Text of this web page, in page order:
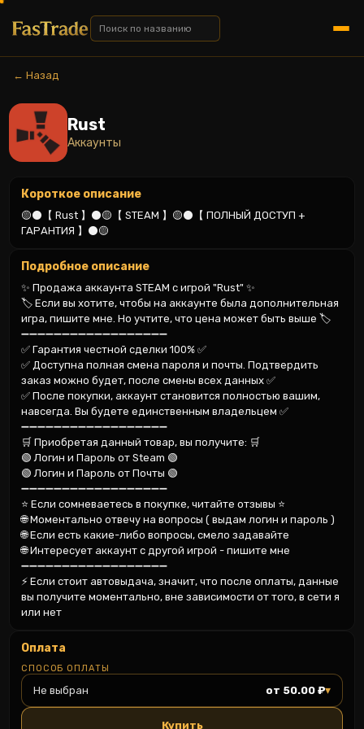
← Назад
Rust
Аккаунты
Короткое описание
🟡⚫️【 Rust 】⚫️🟡【 STEAM 】🟡⚫️【 ПОЛНЫЙ ДОСТУП +
ГАРАНТИЯ 】⚫️🟡
Подробное описание
✨ Продажа аккаунта STEAM c игрой "Rust" ✨
🏷️ Если вы хотите, чтобы на аккаунте была дополнительная
игра, пишите мне. Но учтите, что цена может быть выше 🏷️
➖➖➖➖➖➖➖➖➖➖➖➖➖➖➖➖➖➖
✅ Гарантия честной сделки 100% ✅
✅ Доступна полная смена пароля и почты. Подтвердить
заказ можно будет, после смены всех данных ✅
✅ После покупки, аккаунт становится полностью вашим,
навсегда. Вы будете единственным владельцем ✅
➖➖➖➖➖➖➖➖➖➖➖➖➖➖➖➖➖➖
🛒 Приобретая данный товар, вы получите: 🛒
🟢 Логин и Пароль от Steam 🟢
🟢 Логин и Пароль от Почты 🟢
➖➖➖➖➖➖➖➖➖➖➖➖➖➖➖➖➖➖
⭐ Если сомневаетесь в покупке, читайте отзывы ⭐
🌐 Моментально отвечу на вопросы ( выдам логин и пароль )
🌐 Если есть какие-либо вопросы, смело задавайте
🌐 Интересует аккаунт с другой игрой - пишите мне
➖➖➖➖➖➖➖➖➖➖➖➖➖➖➖➖➖➖
⚡ Если стоит автовыдача, значит, что после оплаты, данные
вы получите моментально, вне зависимости от того, в сети я
или нет
Оплата
СПОСОБ ОПЛАТЫ
Не выбран от 50.00 ₽▾
Купить